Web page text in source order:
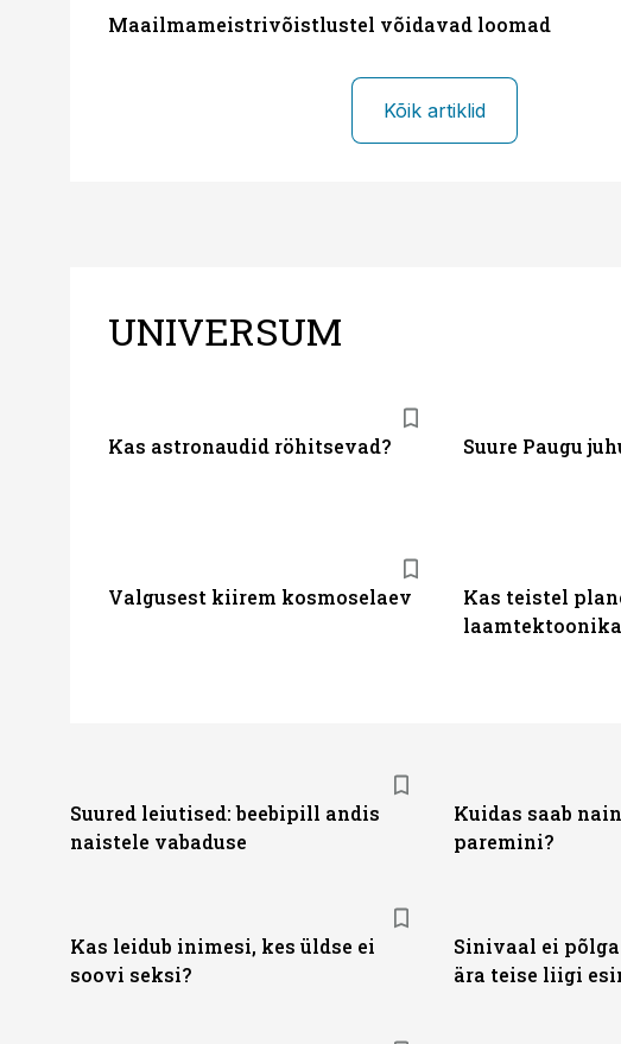
Maailmameistrivõistlustel võidavad loomad
Kõik artiklid
UNIVERSUM
Kas astronaudid röhitsevad? Suure Paugu
Valgusest kiirem kosmoselaev
Kas teistel
Suured leiutised: beebipill andis
naistele vabaduse
Kuidas saab
paremini?
Kas leidub inimesi, kes üldse ei
soovi seksi?
Sinivaal ei
ära teise liigi